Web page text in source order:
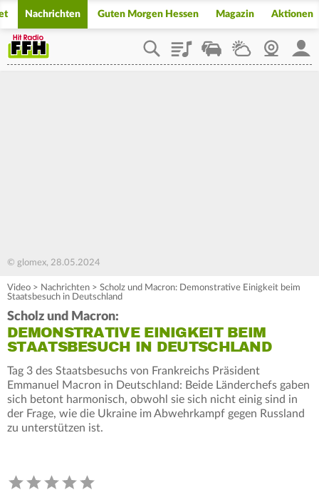
Nachrichten Guten Morgen Hessen Magazin Aktionen
PlaylistStaupilotWetterWebcam
© glomex, 28.05.2024
Video > Nachrichten > Scholz und Macron: Demonstrative Einigkeit beim
Staatsbesuch in Deutschland
Scholz und Macron:
DEMONSTRATIVE EINIGKEIT BEIM
STAATSBESUCH IN DEUTSCHLAND
Tag 3 des Staatsbesuchs von Frankreichs Präsident
Emmanuel Macron in Deutschland: Beide Länderchefs gaben
sich betont harmonisch, obwohl sie sich nicht einig sind in
der Frage, wie die Ukraine im Abwehrkampf gegen Russland
zu unterstützen ist.